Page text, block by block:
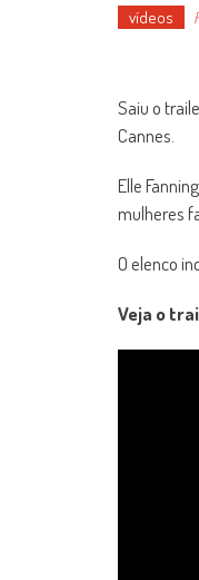
vídeos
Saiu o
Cannes.
Elle
mulheres
O elenco
Veja o